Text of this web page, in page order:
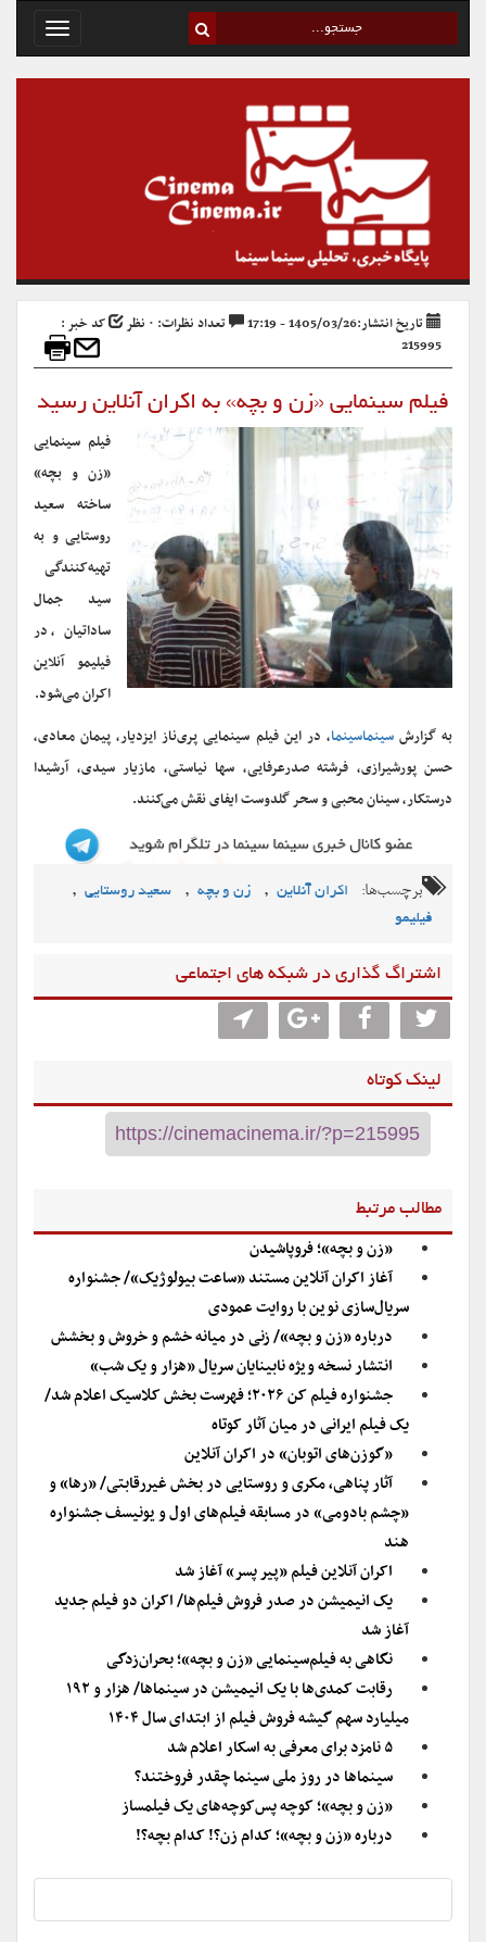
Toggle
تاریخ انتشار:1405/03/26 - 17:19 تعداد نظرات: ۰ نظر
کد خبر :
215995
فیلم سینمایی «زن و بچه» به اکران آنلاین رسید
فیلم سینمایی
«زن و بچه»
ساخته سعید
روستایی و به
تهیه‌کنندگی
سید جمال
ساداتیان، در
فیلیمو آنلاین
اکران می‌شود.
به گزارشسینماسینما، در این فیلم سینمایی پری‌ناز ایزدیار، پیمان معادی،
حسن پورشیرازی، فرشته صدرعرفایی، سها نیاستی، مازیار سیدی، آرشیدا
درستکار، سینان محبی و سحر گلدوست ایفای نقش می‌کنند.
برچسب‌ها: اکران آنلاین , زن و بچه , سعید روستایی ,
فیلیمو‌
اشتراگ گذاری در شبکه های اجتماعی
لینک کوتاه
مطالب مرتبط
«زن و بچه»؛ فروپاشیدن
آغاز اکران آنلاین مستند «ساعت بیولوژیک»/ جشنواره
سریال‌سازی نوین با روایت عمودی
درباره «زن و بچه»/ زنی در میانه خشم و خروش و بخشش
انتشار نسخه ویژه نابینایان سریال «هزار و یک شب»
جشنواره فیلم کن ۲۰۲۶؛ فهرست بخش کلاسیک اعلام شد/
یک فیلم ایرانی در میان آثار کوتاه
«گوزن‌های اتوبان» در اکران آنلاین
آثار پناهی، مکری و روستایی در بخش غیررقابتی/ «رها» و
«چشم بادومی» در مسابقه فیلم‌های اول و یونیسف جشنواره
هند
اکران آنلاین فیلم «پیر پسر» آغاز شد
یک انیمیشن در صدر فروش فیلم‌ها/ اکران دو فیلم جدید
آغاز شد
نگاهی به فیلم‌سینمایی «زن و بچه»؛ بحران‌زدگی
رقابت کمدی‌ها با یک انیمیشن در سینماها/ هزار و ۱۹۲
میلیارد سهم گیشه فروش فیلم از ابتدای سال ۱۴۰۴
۵ نامزد برای معرفی به اسکار اعلام شد
سینماها در روز ملی سینما چقدر فروختند؟
«زن و بچه»؛ کوچه پس‌کوچه‌های یک فیلمساز
درباره «زن و بچه»؛ کدام زن؟! کدام بچه؟!